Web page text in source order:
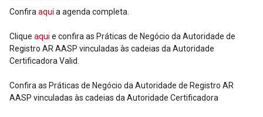
Confira aqui a agenda completa.
Clique aqui e confira as Práticas de Negócio da Autoridade de
Registro AR AASP vinculadas às cadeias da Autoridade
Certificadora Valid.
Confira as Práticas de Negócio da Autoridade de Registro AR
AASP vinculadas às cadeias da Autoridade Certificadora